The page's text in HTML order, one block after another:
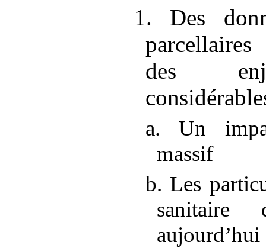
1. Des
des
a. Un
massif
b. Les
sanitaire